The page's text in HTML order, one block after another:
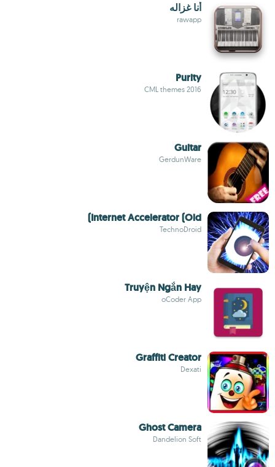
أنا غزاله
rawapp
Purity
CML themes 2016
Guitar
GerdunWare
Internet Accelerator (Old)
TechnoDroid
Truyện Ngắn Hay
oCoder App
Graffiti Creator
Dexati
Ghost Camera
Dandelion Soft